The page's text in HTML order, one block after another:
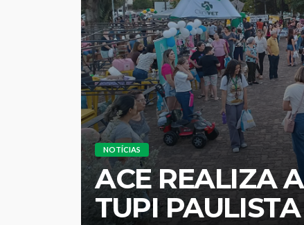
NOTÍCIAS
ACE REALIZA
TUPI PAULISTA